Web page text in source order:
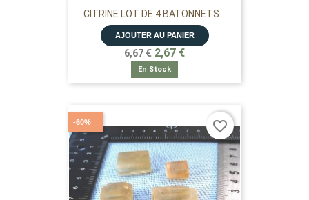
CITRINE LOT DE 4 BATONNETS...
AJOUTER AU PANIER
6,67 € 2,67 €
En Stock
-60% favorite_border